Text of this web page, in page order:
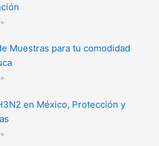
Muestras para tu comodidad
en México, Protección y